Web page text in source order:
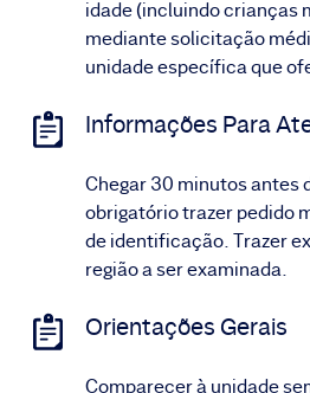
idade (incluindo crianças
mediante solicitação
unidade específica que
Informações Para
Chegar 30 minutos antes
obrigatório trazer pedido
de identificação. Trazer
região a ser examinada.
Orientações Gerais
Comparecer à unidade